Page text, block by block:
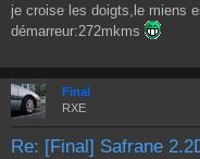
s
s
e
je croise les doigts,le miens
démarreur:272mkms
Final
RXE
Re: [Final] Safrane